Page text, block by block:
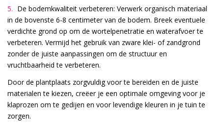
De bodemkwaliteit verbeteren: Verwerk organisch materiaal
in de bovenste 6-8 centimeter van de bodem. Breek eventuele
verdichte grond op om de wortelpenetratie en waterafvoer te
verbeteren. Vermijd het gebruik van zware klei- of zandgrond
zonder de juiste aanpassingen om de structuur en
vruchtbaarheid te verbeteren.
Door de plantplaats zorgvuldig voor te bereiden en de juiste
materialen te kiezen, creëer je een optimale omgeving voor je
klaprozen om te gedijen en voor levendige kleuren in je tuin te
zorgen.